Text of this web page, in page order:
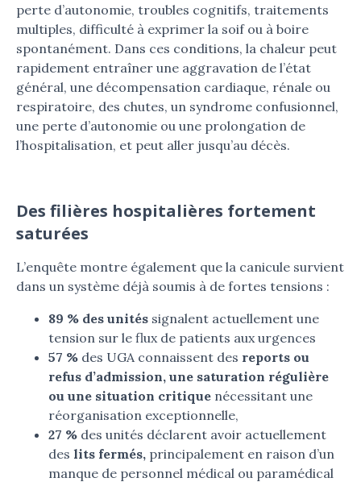
perte d’autonomie, troubles cognitifs, traitements
multiples, difficulté à exprimer la soif ou à boire
spontanément. Dans ces conditions, la chaleur peut
rapidement entraîner une aggravation de l’état
général, une décompensation cardiaque, rénale ou
respiratoire, des chutes, un syndrome confusionnel,
une perte d’autonomie ou une prolongation de
l’hospitalisation, et peut aller jusqu’au décès.
Des filières hospitalières fortement
saturées
L’enquête montre également que la canicule survient
dans un système déjà soumis à de fortes tensions :
89 % des unités signalent actuellement une
tension sur le flux de patients aux urgences
57 % des UGA connaissent des reports ou
refus d’admission, une saturation régulière
ou une situation critique nécessitant une
réorganisation exceptionnelle,
27 % des unités déclarent avoir actuellement
des lits fermés, principalement en raison d’un
manque de personnel médical ou paramédical